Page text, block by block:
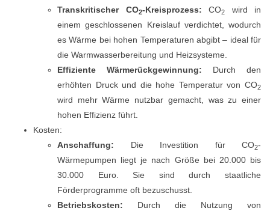
Transkritischer CO2-Kreisprozess: CO2
wird in
einem geschlossenen Kreislauf verdichtet, wodurch
es Wärme bei hohen Temperaturen abgibt – ideal für
die Warmwasserbereitung und Heizsysteme.
Effiziente Wärmerückgewinnung: Durch den
erhöhten Druck und die hohe Temperatur von CO2
wird mehr Wärme nutzbar gemacht, was zu einer
hohen Effizienz führt.
Kosten:
Anschaffung: Die Investition für CO2-
Wärmepumpen liegt je nach Größe bei 20.000 bis
30.000 Euro. Sie sind durch staatliche
Förderprogramme oft bezuschusst.
Betriebskosten: Durch die Nutzung von